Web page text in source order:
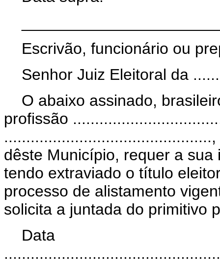
Escrivão, funcionário ou
Senhor Juiz Eleitoral da
O abaixo assinado,
profissão
dêste Município, requer a
tendo extraviado o título
processo de alistamento
solicita a juntada do primitivo
Data